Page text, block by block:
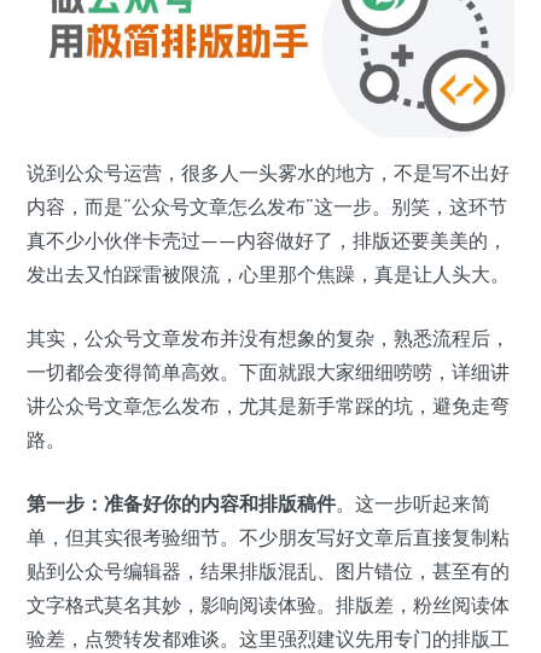
说到公众号运营，很多人一头雾水的地方，不是写不出好
内容，而是“公众号文章怎么发布”这一步。别笑，这环节
真不少小伙伴卡壳过——内容做好了，排版还要美美的，
发出去又怕踩雷被限流，心里那个焦躁，真是让人头大。
其实，公众号文章发布并没有想象的复杂，熟悉流程后，
一切都会变得简单高效。下面就跟大家细细唠唠，详细讲
讲公众号文章怎么发布，尤其是新手常踩的坑，避免走弯
路。
第一步：准备好你的内容和排版稿件。这一步听起来简
单，但其实很考验细节。不少朋友写好文章后直接复制粘
贴到公众号编辑器，结果排版混乱、图片错位，甚至有的
文字格式莫名其妙，影响阅读体验。排版差，粉丝阅读体
验差，点赞转发都难谈。这里强烈建议先用专门的排版工